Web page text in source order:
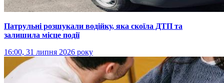
Патрульні розшукали водійку, яка скоїла ДТП та
залишила місце події
16:00, 31 липня 2026 року